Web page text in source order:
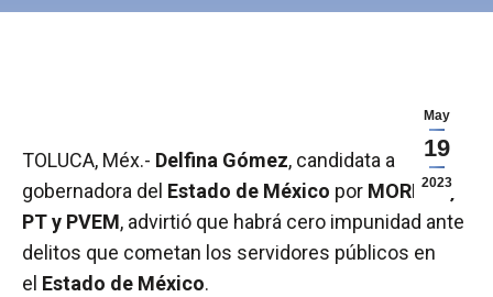
May
19
2023
TOLUCA, Méx.- Delfina Gómez, candidata a
gobernadora del Estado de México por MORENA,
PT y PVEM, advirtió que habrá cero impunidad ante
delitos que cometan los servidores públicos en
el Estado de México.